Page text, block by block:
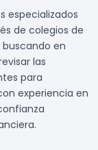
especializados
de colegios de
en
las
para
experiencia en